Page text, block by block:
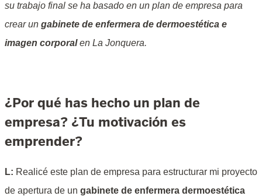
su trabajo final se ha basado en un plan de empresa para
crear un gabinete de enfermera de dermoestética e
imagen corporalen La Jonquera.
¿Por qué has hecho un plan de
empresa? ¿Tu motivación es
emprender?
L: Realicé este plan de empresa para estructurar mi proyecto
de apertura de un gabinete de enfermera dermoestética